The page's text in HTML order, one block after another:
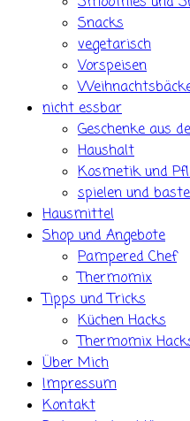
Snacks
vegetarisch
Vorspeisen
nicht essbar
Geschenke aus
Haushalt
Kosmetik und
spielen und
Hausmittel
Shop und Angebote
Pampered Chef
Thermomix
Tipps und Tricks
Küchen Hacks
Thermomix
Über Mich
Impressum
Kontakt